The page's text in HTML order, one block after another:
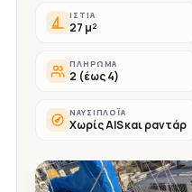
ΙΣΤΊΑ
27 μ²
ΠΛΉΡΩΜΑ
2 (έως 4)
ΝΑΥΣΙΠΛΟΪ́Α
Χωρίς AIS και ραντάρ